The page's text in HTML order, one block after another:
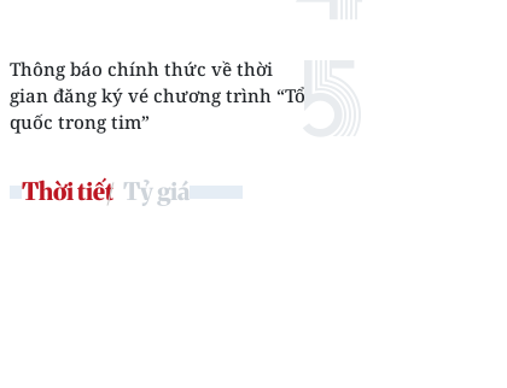
Thông báo chính thức về thời
gian đăng ký vé chương trình “Tổ
quốc trong tim”
Thời tiết Tỷ giá